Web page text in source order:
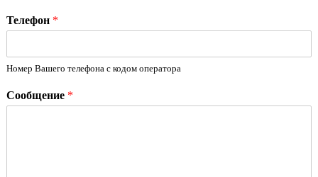
Телефон *
Номер Вашего телефона с кодом оператора
Сообщение *